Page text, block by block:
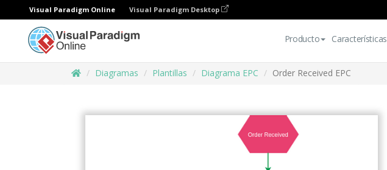
Visual Paradigm Online Visual Paradigm Desktop
Producto Características
Diagramas Plantillas Diagrama EPC Order Received EPC